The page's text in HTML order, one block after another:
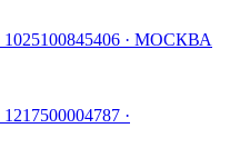
1025100845406 · МОСКВА
1217500004787 ·